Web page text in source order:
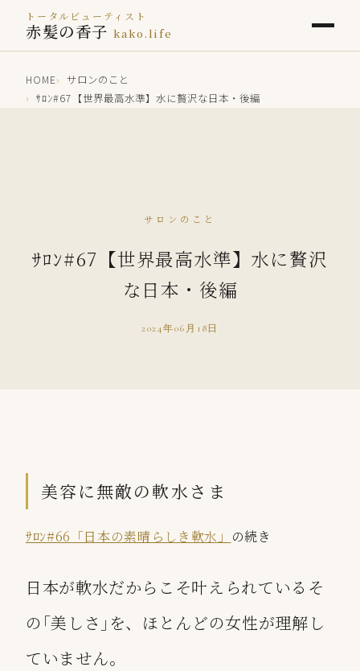
トータルビューティスト
赤髪の香子kako.life
HOME
サロンのこと
ｻﾛﾝ#67【世界最高水準】水に贅沢な日本・後編
サロンのこと
ｻﾛﾝ#67【世界最高水準】水に贅沢
な日本・後編
2024年06月18日
美容に無敵の軟水さま
ｻﾛﾝ#66「日本の素晴らしき軟水」 の続き
日本が軟水だからこそ叶えられているそ
の｢美しさ｣を、ほとんどの女性が理解し
ていません。